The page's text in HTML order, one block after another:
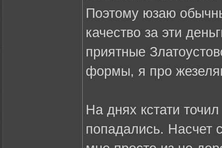
Поэтому юзаю
качество за эти
приятные
формы, я про
На днях кстати
попадались. Насчет